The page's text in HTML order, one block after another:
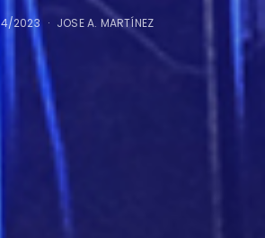
2023 JOSE A. MARTÍNEZ